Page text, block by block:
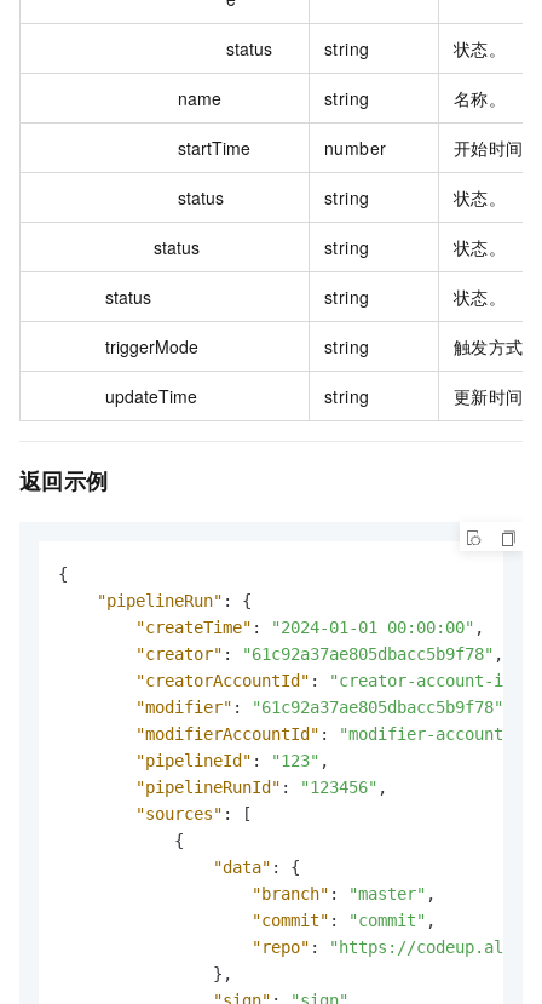
status string 状态。
name string 名称。
startTime number 开始时间。
status string 状态。
status string 状态。
status string 状态。
triggerMode string 触发方式。
updateTime string 更新时间。
返回示例
{
"pipelineRun" :
{
"createTime" : "2024-01-01 00:00:00" ,
"creator" : "61c92a37ae805dbacc5b9f78" ,
"creatorAccountId" : "creator-account-id"
"modifier" : "61c92a37ae805dbacc5b9f78"
"modifierAccountId" :
"modifier-account-id"
"pipelineId" : "123" ,
"pipelineRunId" : "123456" ,
"sources" :
[
{
"data" :
{
"branch" : "master" ,
"commit" : "commit" ,
"repo" :
"https://
} ,
"sign" : "sign" ,